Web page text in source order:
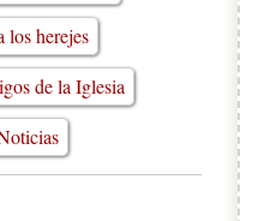
los herejes
de la Iglesia